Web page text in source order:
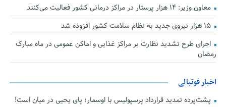
معاون وزیر: ۱۴ هزار پرستار در مراکز درمانی کشور فعالیت می‌کنند
۱۵ هزار نیروی جدید به نظام سلامت کشور افزوده شد
اجرای طرح تشدید نظارت بر مراکز غذایی و اماکن عمومی در ماه مبارک
رمضان
اخبار فوتبالی
پشت‌پرده تمدید قرارداد پرسپولیس با اوسمار؛ پای یحیی در میان است!